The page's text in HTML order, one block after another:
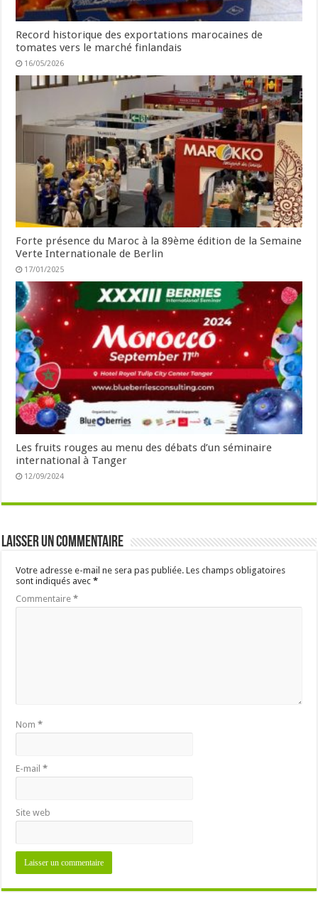
Record historique des exportations marocaines de
tomates vers le marché finlandais
16/05/2026
Forte présence du Maroc à la 89ème édition de la Semaine
Verte Internationale de Berlin
17/01/2025
Les fruits rouges au menu des débats d’un séminaire
international à Tanger
12/09/2024
Laisser un commentaire
Votre adresse e-mail ne sera pas publiée. Les champs obligatoires
sont indiqués avec*
Commentaire*
Nom*
E-mail*
Site web